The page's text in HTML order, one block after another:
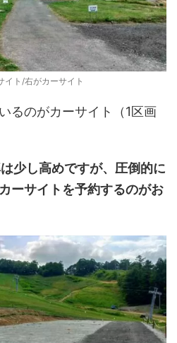
イト/右がカーサイト
るのがカーサイト（1区画
少し高めですが、圧倒的に
ーサイトを予約するのがお